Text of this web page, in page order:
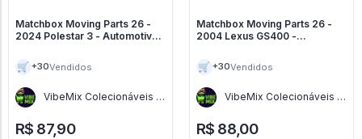
Matchbox Moving Parts 26 -
2024 Polestar 3 - Automotiva
🛒 +30Vendidos
VibeMix Colecionáveis -
R$ 87,90
Matchbox Moving Parts 26 -
2004 Lexus GS400 -
🛒 +30Vendidos
VibeMix Colecionáveis -
R$ 88,00